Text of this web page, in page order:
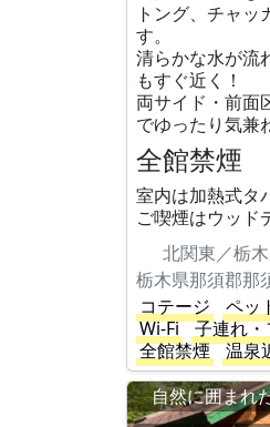
トング、チャ
す。
清らかな水が流
もすぐ近く！
両サイド・前面
でゆったり気兼
全館禁煙
室内は加熱式タ
ご喫煙はウッド
北関東／栃
栃木県那須郡那
コテージ
ペッ
Wi-Fi
子連れ
全館禁煙
温泉
自然に囲まれ